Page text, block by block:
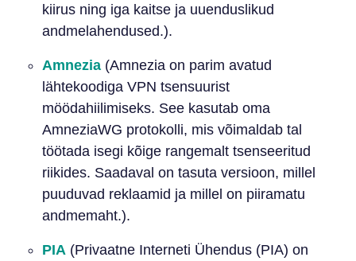
kiirus ning iga kaitse ja uuenduslikud
andmelahendused.).
Amnezia(Amnezia on parim avatud
lähtekoodiga VPN tsensuurist
möödahiilimiseks. See kasutab oma
AmneziaWG protokolli, mis võimaldab tal
töötada isegi kõige rangemalt tsenseeritud
riikides. Saadaval on tasuta versioon, millel
puuduvad reklaamid ja millel on piiramatu
andmemaht.).
PIA (Privaatne Interneti Ühendus (PIA) on